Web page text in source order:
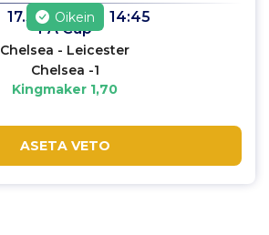
17.3.2024 klo 14:45
FA Cup
Chelsea - Leicester
Chelsea -1
Kingmaker 1,70
Oikein
ASETA VETO